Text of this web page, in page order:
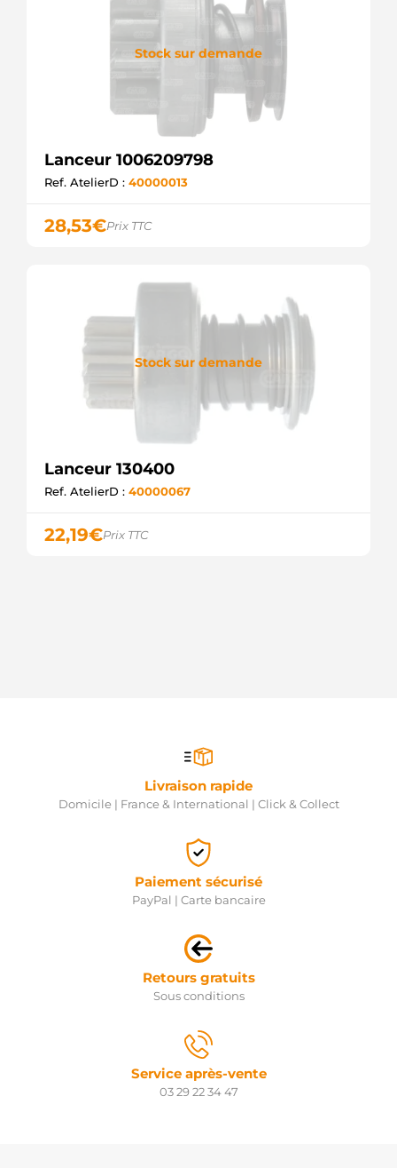
Stock sur demande
Lanceur 1006209798
Ref. AtelierD : 40000013
28,53€Prix TTC
Stock sur demande
Lanceur 130400
Ref. AtelierD : 40000067
22,19€Prix TTC
Livraison rapide
Domicile | France & International | Click & Collect
Paiement sécurisé
PayPal | Carte bancaire
Retours gratuits
Sous conditions
Service après-vente
03 29 22 34 47